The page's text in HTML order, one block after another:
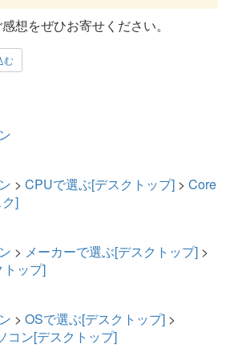
想をぜひお寄せください。
む
> CPUで選ぶ[デスクトップ] > Core
]
> メーカーで選ぶ[デスクトップ] >
トップ]
> OSで選ぶ[デスクトップ] >
コン[デスクトップ]